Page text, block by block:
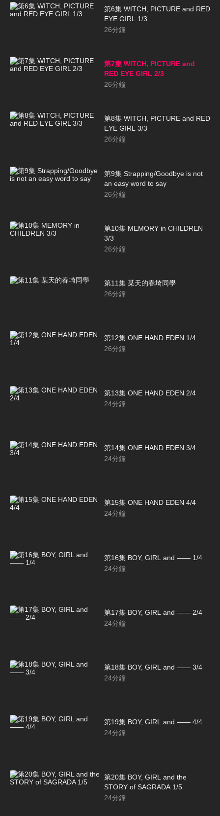
第6集 WITCH, PICTURE and RED
EYE GIRL 1/3
26分鐘
第7集 WITCH, PICTURE and
RED EYE GIRL 2/3
26分鐘
第8集 WITCH, PICTURE and RED
EYE GIRL 3/3
26分鐘
第9集 Strapping/Goodbye is not
an easy word to say
26分鐘
第10集 MEMORY in CHILDREN
3/3
26分鐘
第11集 某天的春埼同學
26分鐘
第12集 ONE HAND EDEN 1/4
26分鐘
第13集 ONE HAND EDEN 2/4
24分鐘
第14集 ONE HAND EDEN 3/4
24分鐘
第15集 ONE HAND EDEN 4/4
24分鐘
第16集 BOY, GIRL and ―― 1/4
24分鐘
第17集 BOY, GIRL and ―― 2/4
24分鐘
第18集 BOY, GIRL and ―― 3/4
24分鐘
第19集 BOY, GIRL and ―― 4/4
24分鐘
第20集 BOY, GIRL and the
STORY of SAGRADA 1/5
24分鐘